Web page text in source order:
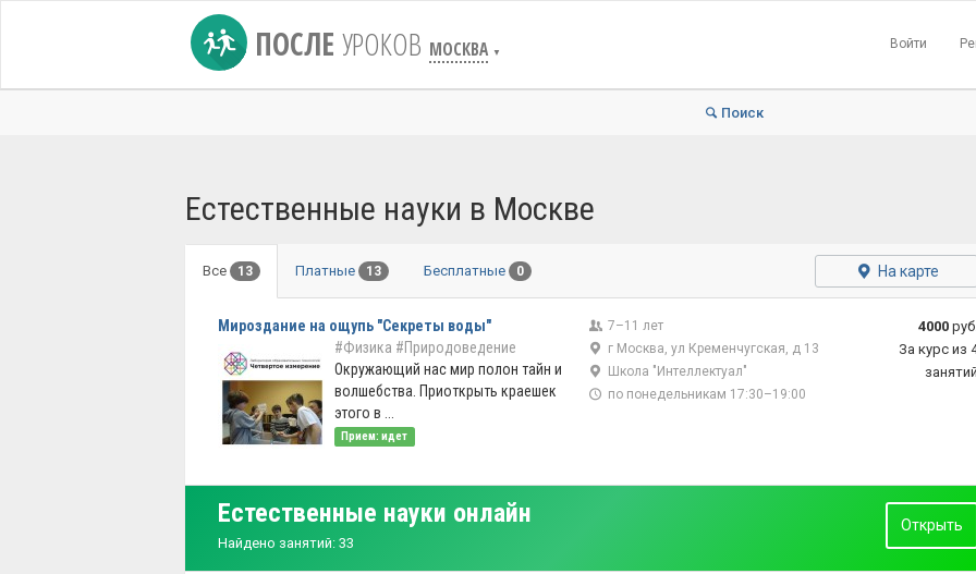
ПОСЛЕ УРОКОВ МОСКВА ▼
Войти
Поиск
Естественные науки в Москве
Все 13 Платные 13 Бесплатные 0 На карте
Мироздание на ощупь "Секреты воды"
#Физика #Природоведение
Окружающий нас мир полон тайн и
волшебства. Приоткрыть краешек
этого в ...
Прием: идет
7–11 лет
г Москва, ул Кременчугская, д 13
Школа "Интеллектуал"
по понедельникам 17:30–19:00
4000
За курс из
занятий
Естественные науки онлайн
Найдено занятий: 33
Открыть